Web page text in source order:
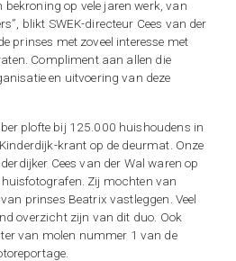
bekroning op vele jaren werk, van
blikt SWEK-directeur Cees van der
prinses met zoveel interesse met
Compliment aan allen die
en uitvoering van deze
plofte bij 125.000 huishoudens in
Kinderdijk-krant op de deurmat. Onze
Cees van der Wal waren op
Zij mochten van
prinses Beatrix vastleggen. Veel
overzicht zijn van dit duo. Ook
van molen nummer 1 van de